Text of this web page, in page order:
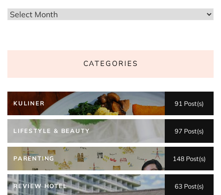
Archives
CATEGORIES
KULINER 91 Post(s)
LIFESTYLE & BEAUTY 97 Post(s)
PARENTING 148 Post(s)
REVIEW HOTEL 63 Post(s)